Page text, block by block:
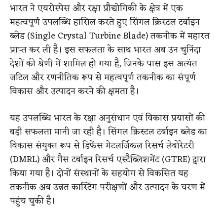
भारत ने एयरोस्पेस और रक्षा प्रौद्योगिकी के क्षेत्र में एक
महत्वपूर्ण उपलब्धि हासिल करते हुए सिंगल क्रिस्टल टर्बाइन
ब्लेड (Single Crystal Turbine Blade) तकनीक में महारत
प्राप्त कर ली है। इस सफलता के साथ भारत अब उन चुनिंदा
देशों की श्रेणी में शामिल हो गया है, जिनके पास इस अत्यंत
जटिल और रणनीतिक रूप से महत्वपूर्ण तकनीक का संपूर्ण
विकास और उत्पादन करने की क्षमता है।
यह उपलब्धि भारत के रक्षा अनुसंधान एवं विकास प्रयासों की
बड़ी सफलता मानी जा रही है। सिंगल क्रिस्टल टर्बाइन ब्लेड का
विकास संयुक्त रूप से डिफेंस मेटलर्जिकल रिसर्च लेबोरेटरी
(DMRL) और गैस टर्बाइन रिसर्च एस्टैब्लिशमेंट (GTRE) द्वारा
किया गया है। दोनों संस्थानों के सहयोग से विकसित यह
तकनीक अब उन्नत कास्टिंग परीक्षणों और उत्पादन के चरण में
पहुंच चुकी है।